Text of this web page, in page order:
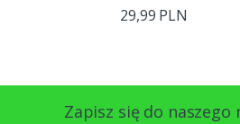
29,99 PLN
Zapisz się do